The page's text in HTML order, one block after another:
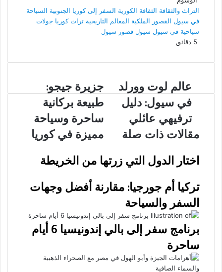
التراث والثقافة الثقافة الكورية السفر إلى كوريا الجنوبية السياحة
في سيول القصور الملكية المعالم التاريخية تراث كوريا جولات
سياحية في سيول سيول قصور سيول
جيجو:
طبيعة
بركانية
ساحرة
وسياحة
في
كوريا
جزيرة جيجو:
طبيعة بركانية
ساحرة وسياحة
مميزة في كوريا
عالم
لوت
وورلد
سيول:
دليل
عائلي
عالم لوت وورلد
في سيول: دليل
ترفيهي عائلي
مقالات ذات صلة
اختار الدول التي زرتها من الخريطة
تركيا أم جورجيا: مقارنة أفضل وجهات
السفر والسياحة
برنامج سفر إلى بالي إندونيسيا 6 أيام
ساحرة